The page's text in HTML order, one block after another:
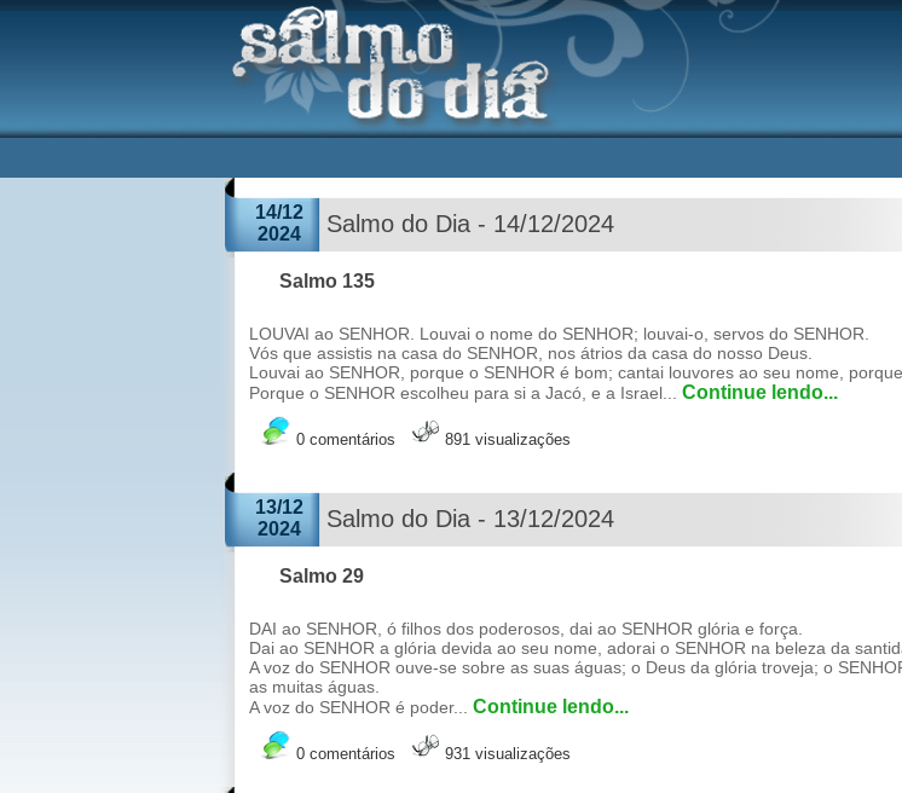
14/12
2024
Salmo do Dia - 14/12/2024
Salmo 135
LOUVAI ao SENHOR. Louvai o nome do SENHOR; louvai-o, servos do SENHOR.
Vós que assistis na casa do SENHOR, nos átrios da casa do nosso Deus.
Louvai ao SENHOR, porque o SENHOR é bom; cantai louvores ao seu nome,
Porque o SENHOR escolheu para si a Jacó, e a Israel... Continue lendo...
0 comentários 891 visualizações
13/12
2024
Salmo do Dia - 13/12/2024
Salmo 29
DAI ao SENHOR, ó filhos dos poderosos, dai ao SENHOR glória e força.
Dai ao SENHOR a glória devida ao seu nome, adorai o SENHOR na beleza da
A voz do SENHOR ouve-se sobre as suas águas; o Deus da glória troveja; o
as muitas águas.
A voz do SENHOR é poder... Continue lendo...
0 comentários 931 visualizações